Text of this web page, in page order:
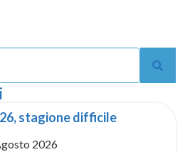
stagione difficile
2026